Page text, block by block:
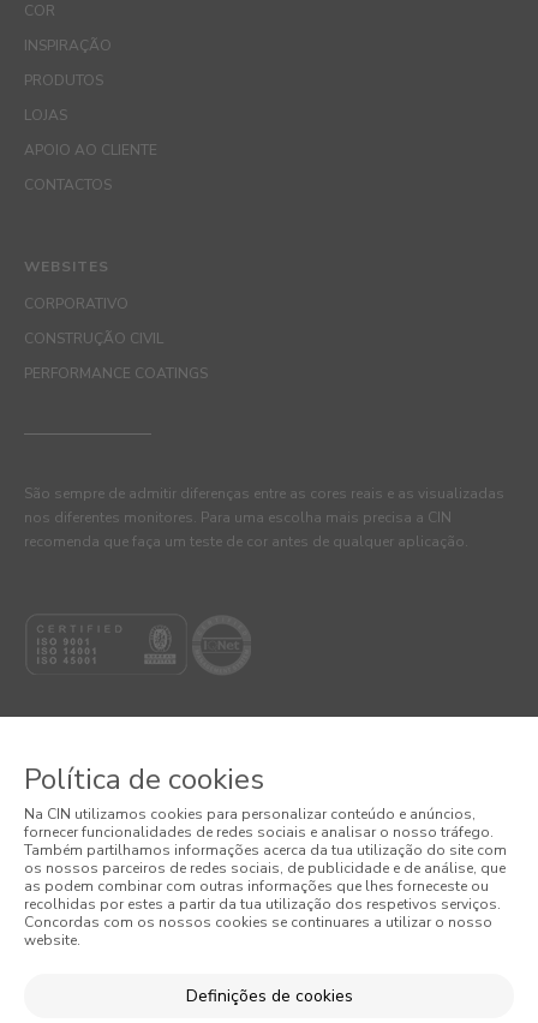
COR
INSPIRAÇÃO
PRODUTOS
LOJAS
APOIO AO CLIENTE
CONTACTOS
WEBSITES
CORPORATIVO
CONSTRUÇÃO CIVIL
PERFORMANCE COATINGS
São sempre de admitir diferenças entre as cores reais e as visualizadas
nos diferentes monitores. Para uma escolha mais precisa a CIN
recomenda que faça um teste de cor antes de qualquer aplicação.
Termos e Condições
Política de Privacidade
Política de Cookies
Condições Gerais de Venda
Política de cookies
Na CIN utilizamos cookies para personalizar conteúdo e anúncios,
fornecer funcionalidades de redes sociais e analisar o nosso tráfego.
Também partilhamos informações acerca da tua utilização do site com
os nossos parceiros de redes sociais, de publicidade e de análise, que
as podem combinar com outras informações que lhes forneceste ou
recolhidas por estes a partir da tua utilização dos respetivos serviços.
Concordas com os nossos cookies se continuares a utilizar o nosso
website.
Definições de cookies